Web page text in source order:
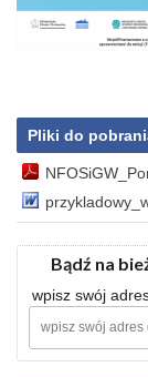
Pliki do
Bądź na
wpisz swój